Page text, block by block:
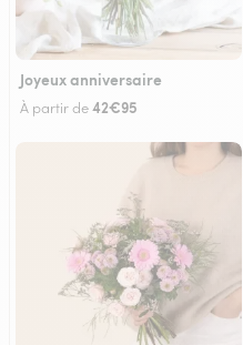
Joyeux anniversaire
À partir de42€95